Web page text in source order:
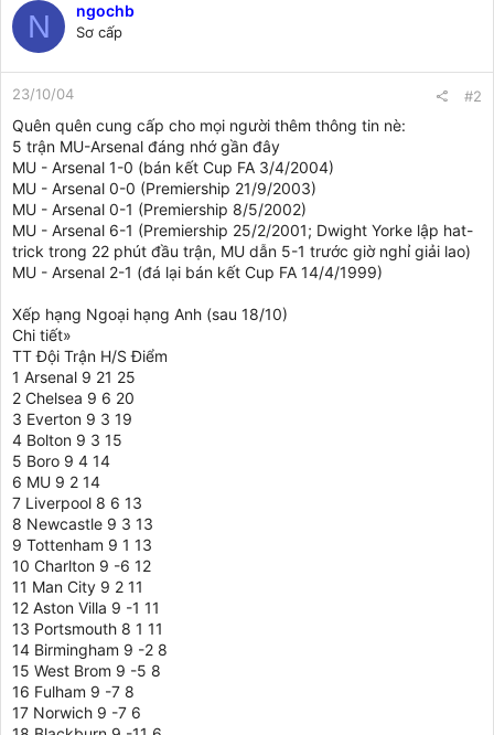
N ngochb
Sơ cấp
23/10/04 #2
Quên quên cung cấp cho mọi người thêm thông tin nè:
5 trận MU-Arsenal đáng nhớ gần đây
MU - Arsenal 1-0 (bán kết Cup FA 3/4/2004)
MU - Arsenal 0-0 (Premiership 21/9/2003)
MU - Arsenal 0-1 (Premiership 8/5/2002)
MU - Arsenal 6-1 (Premiership 25/2/2001; Dwight Yorke lập hat-
trick trong 22 phút đầu trận, MU dẫn 5-1 trước giờ nghỉ giải lao)
MU - Arsenal 2-1 (đá lại bán kết Cup FA 14/4/1999)
Xếp hạng Ngoại hạng Anh (sau 18/10)
Chi tiết»
TT Đội Trận H/S Điểm
1 Arsenal 9 21 25
2 Chelsea 9 6 20
3 Everton 9 3 19
4 Bolton 9 3 15
5 Boro 9 4 14
6 MU 9 2 14
7 Liverpool 8 6 13
8 Newcastle 9 3 13
9 Tottenham 9 1 13
10 Charlton 9 -6 12
11 Man City 9 2 11
12 Aston Villa 9 -1 11
13 Portsmouth 8 1 11
14 Birmingham 9 -2 8
15 West Brom 9 -5 8
16 Fulham 9 -7 8
17 Norwich 9 -7 6